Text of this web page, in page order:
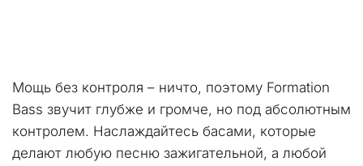
Мощь без контроля – ничто, поэтому Formation
Bass звучит глубже и громче, но под абсолютным
контролем. Наслаждайтесь басами, которые
делают любую песню зажигательной, а любой